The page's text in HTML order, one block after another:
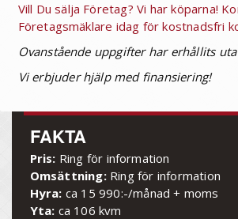
Vill Du sälja Företag? Vi har köparna!
Företagsmäklare idag för kostnadsfri
Ovanstående uppgifter har erhållits
Vi erbjuder hjälp med finansiering!
FAKTA
Pris: Ring för information
Omsättning: Ring för information
Hyra: ca 15 990:-/månad + moms
Yta: ca 106 kvm